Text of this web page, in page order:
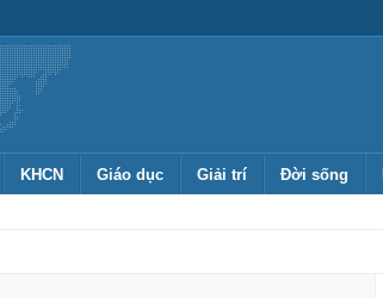
KHCN Giáo dục Giải trí Đời sống